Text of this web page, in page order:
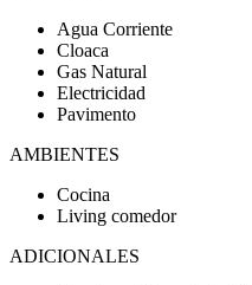
Agua Corriente
Cloaca
Gas Natural
Electricidad
Pavimento
AMBIENTES
Cocina
Living comedor
ADICIONALES